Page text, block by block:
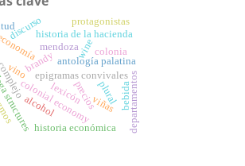
epigramas convivales
antología palatina
vino
plural
wine
brandy
colonial economy
colonia
precios
historia económica
historia de la hacienda
mendoza
departamentos
protagonistas
viñas
discurso
lexicón bebida
alcohol